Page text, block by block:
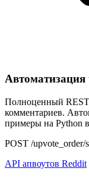
Автоматизация
Полноценный REST
комментариев.
примеры на Python
POST /upvote_order/
API апвоутов Reddit